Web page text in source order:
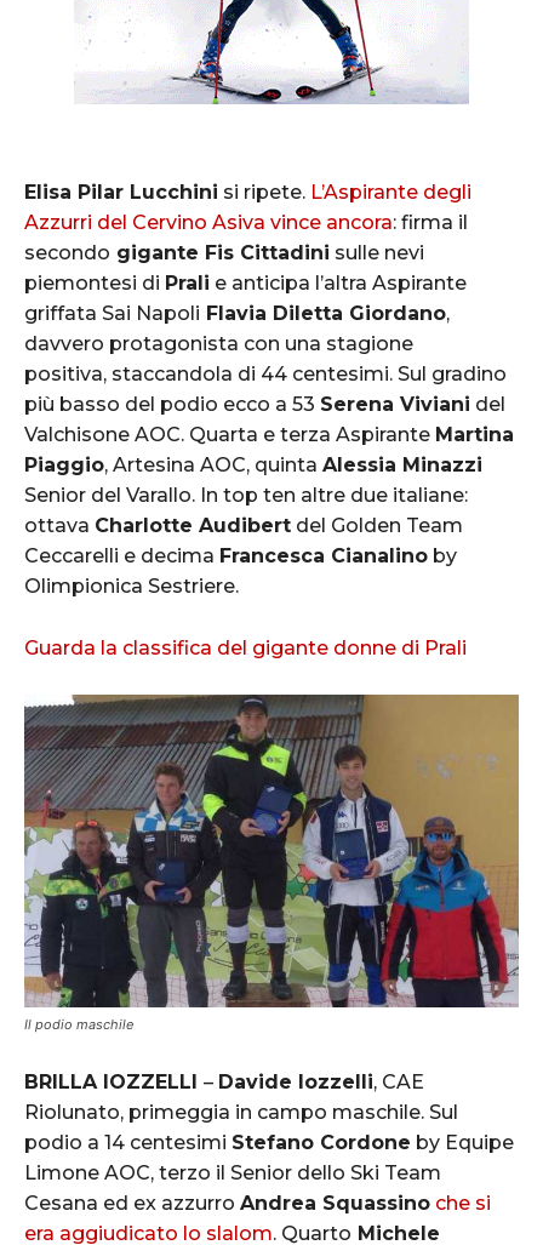
Elisa Pilar Lucchini si ripete. L’Aspirante degli
Azzurri del Cervino Asiva vince ancora: firma il
secondo gigante Fis Cittadini sulle nevi
piemontesi di Prali e anticipa l’altra Aspirante
griffata Sai Napoli Flavia Diletta Giordano,
davvero protagonista con una stagione
positiva, staccandola di 44 centesimi. Sul gradino
più basso del podio ecco a 53 Serena Viviani del
Valchisone AOC. Quarta e terza Aspirante Martina
Piaggio, Artesina AOC, quinta Alessia Minazzi
Senior del Varallo. In top ten altre due italiane:
ottava Charlotte Audibert del Golden Team
Ceccarelli e decima Francesca Cianalino by
Olimpionica Sestriere.
Guarda la classifica del gigante donne di Prali
Il podio maschile
BRILLA IOZZELLI – Davide Iozzelli, CAE
Riolunato, primeggia in campo maschile. Sul
podio a 14 centesimi Stefano Cordone by Equipe
Limone AOC, terzo il Senior dello Ski Team
Cesana ed ex azzurro Andrea Squassino che si
era aggiudicato lo slalom. Quarto Michele